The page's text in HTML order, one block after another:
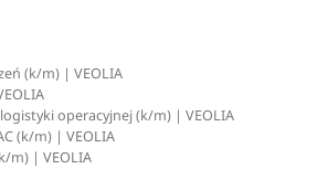
(k/m) | VEOLIA
operacyjnej (k/m) | VEOLIA
(k/m) | VEOLIA
m) | VEOLIA